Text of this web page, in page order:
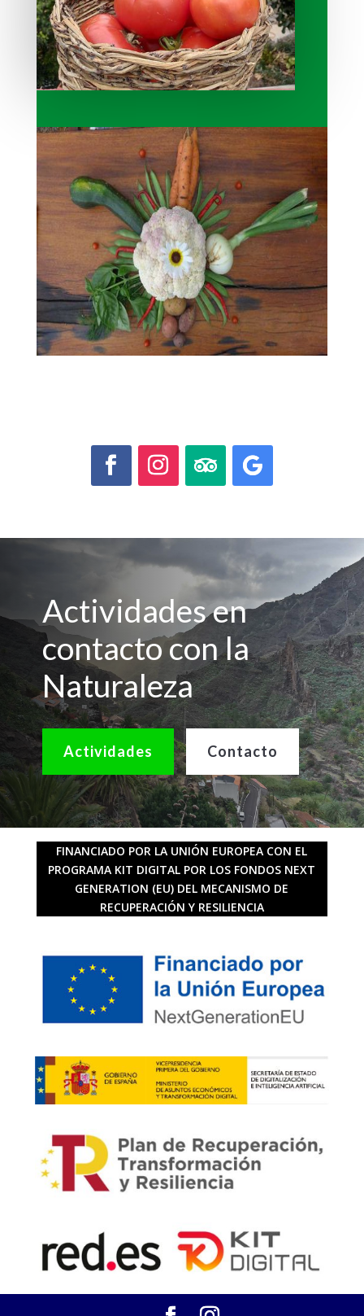
Actividades en
contacto con la
Naturaleza
Actividades Contacto
FINANCIADO POR LA UNIÓN EUROPEA CON EL
PROGRAMA KIT DIGITAL POR LOS FONDOS NEXT
GENERATION (EU) DEL MECANISMO DE
RECUPERACIÓN Y RESILIENCIA